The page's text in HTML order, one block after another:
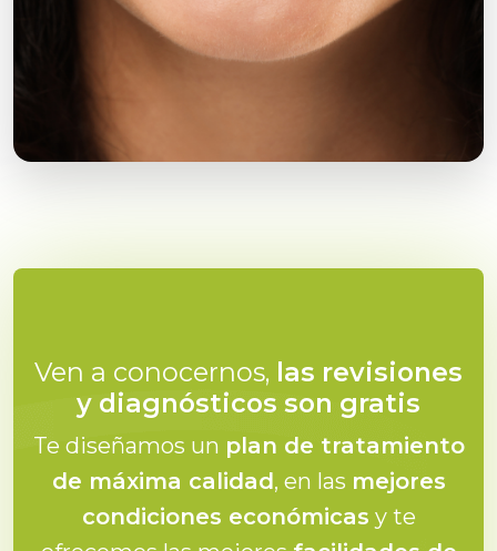
Ven a conocernos, las revisiones
y diagnósticos son gratis
Te diseñamos un plan de tratamiento
de máxima calidad, en las mejores
condiciones económicas y te